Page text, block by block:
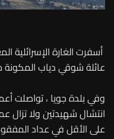
أسفرت الغارة الإسرائلية
عائلة شوقي دياب المكونة
وفي بلدة جويا ، تواصلت
انتشال شهيدتين ولا تزال
على الأقل في عداد